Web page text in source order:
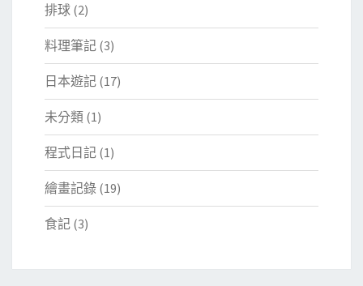
排球 (2)
料理筆記 (3)
日本遊記 (17)
未分類 (1)
程式日記 (1)
繪畫記錄 (19)
食記 (3)